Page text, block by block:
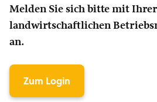
Melden Sie sich bitte mit Ihrer
landwirtschaftlichen
an.
Zum Login